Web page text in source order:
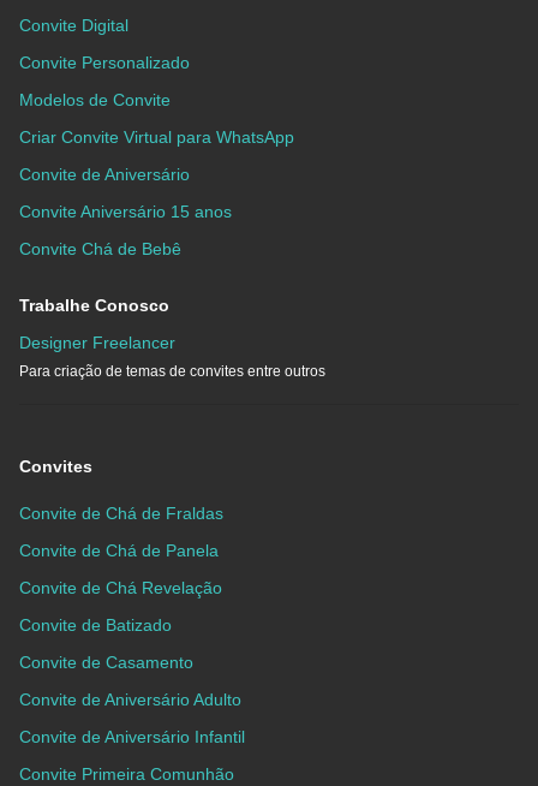
Convite Digital
Convite Personalizado
Modelos de Convite
Criar Convite Virtual para WhatsApp
Convite de Aniversário
Convite Aniversário 15 anos
Convite Chá de Bebê
Trabalhe Conosco
Designer Freelancer
Para criação de temas de convites entre outros
Convites
Convite de Chá de Fraldas
Convite de Chá de Panela
Convite de Chá Revelação
Convite de Batizado
Convite de Casamento
Convite de Aniversário Adulto
Convite de Aniversário Infantil
Convite Primeira Comunhão